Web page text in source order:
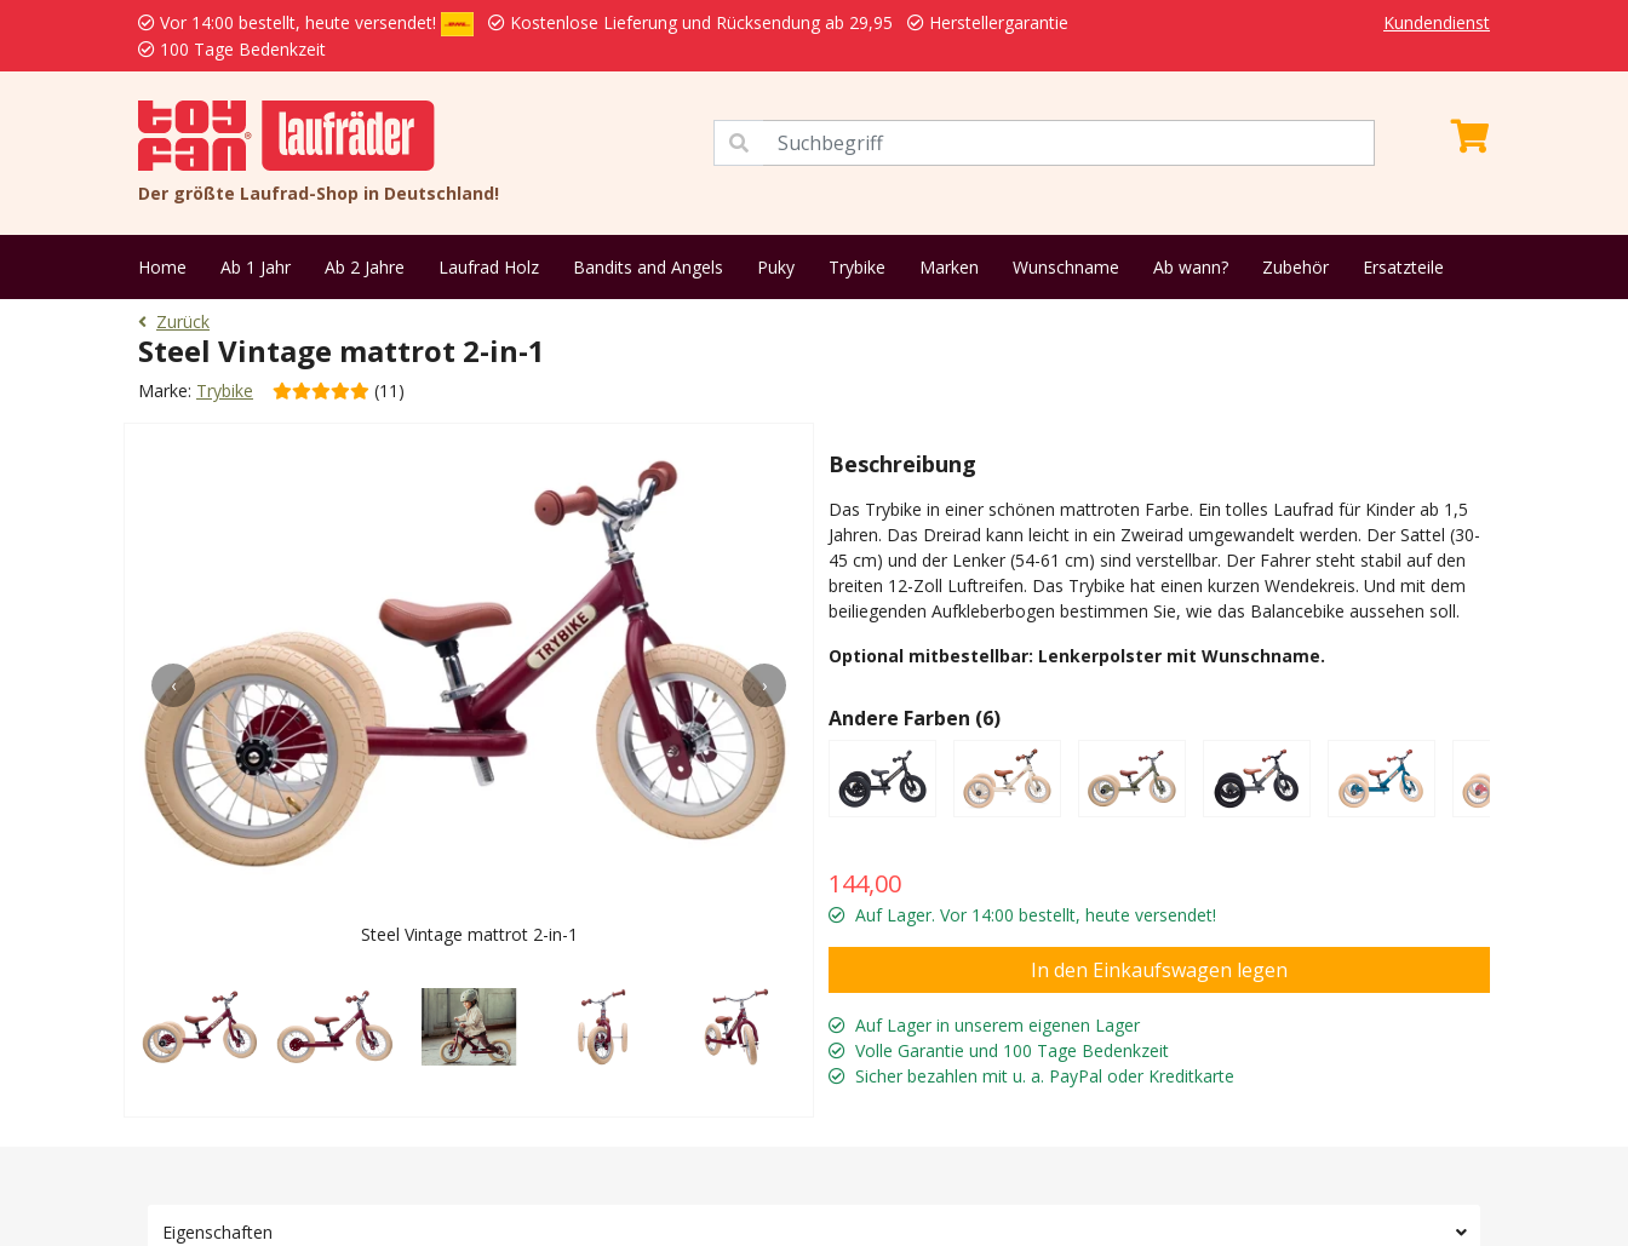
Vor 14:00 bestellt, heute versendet! Kostenlose Lieferung und Rücksendung ab 29,95
Herstellergarantie
100 Tage Bedenkzeit
Kundendienst
Der größte Laufrad-Shop in Deutschland!
Home Ab 1 Jahr Ab 2 Jahre Laufrad Holz Bandits and Angels Puky Trybike Marken Wunschname Ab wann? Zubehör Ersatzteile
Zurück
Steel Vintage mattrot 2-in-1
Marke: Trybike (11)
‹ ›
Steel Vintage mattrot 2-in-1
Beschreibung
Das Trybike in einer schönen mattroten Farbe. Ein tolles Laufrad für Kinder ab 1,5
Jahren. Das Dreirad kann leicht in ein Zweirad umgewandelt werden. Der Sattel (30-
45 cm) und der Lenker (54-61 cm) sind verstellbar. Der Fahrer steht stabil auf den
breiten 12-Zoll Luftreifen. Das Trybike hat einen kurzen Wendekreis. Und mit dem
beiliegenden Aufkleberbogen bestimmen Sie, wie das Balancebike aussehen soll.
Optional mitbestellbar: Lenkerpolster mit Wunschname.
Andere Farben (6)
144,00
Auf Lager. Vor 14:00 bestellt, heute versendet!
Auf Lager in unserem eigenen Lager
Volle Garantie und 100 Tage Bedenkzeit
Sicher bezahlen mit u. a. PayPal oder Kreditkarte
Eigenschaften